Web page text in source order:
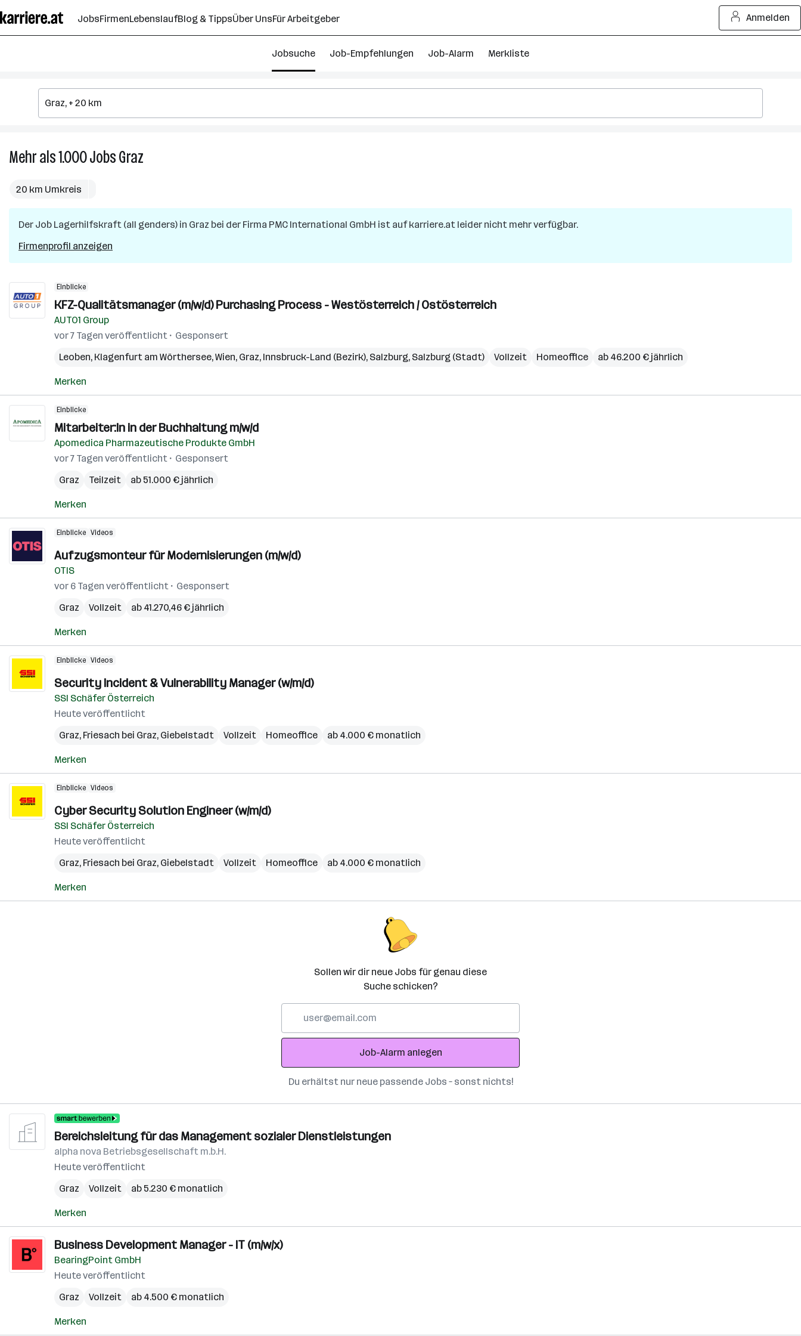
Seiteninhalt
springen
JobsFirmenLebenslaufBlog & TippsÜber UnsFür Arbeitgeber Anmelden
Jobsuche Job-Empfehlungen Job-Alarm Merkliste
Mehr als 1.000JobsGraz
in
Graz
20 km Umkreis
Der Job Lagerhilfskraft (all genders) in Graz bei der Firma PMC International GmbH ist auf karriere.at leider nicht mehr verfügbar.
Firmenprofil anzeigen
Einblicke
KFZ-Qualitätsmanager (m/w/d) Purchasing Process - Westösterreich / Ostösterreich
AUTO1 Group
vor 7 Tagen veröffentlicht
Gesponsert
Leoben, Klagenfurt am Wörthersee,Wien, Graz, Innsbruck-Land (Bezirk), Salzburg, Salzburg (Stadt) Vollzeit Homeoffice ab 46.200 € jährlich
Merken
Einblicke
Mitarbeiter:In in der Buchhaltung m/w/d
Apomedica Pharmazeutische Produkte GmbH
vor 7 Tagen veröffentlicht
Gesponsert
Graz
Teilzeit ab 51.000 € jährlich
Merken
Einblicke Videos
Aufzugsmonteur für Modernisierungen (m/w/d)
OTIS
vor 6 Tagen veröffentlicht
Gesponsert
Graz
Vollzeit ab 41.270,46 € jährlich
Merken
Einblicke Videos
Security Incident & Vulnerability Manager (w/m/d)
SSI Schäfer Österreich
Heute veröffentlicht
Graz, Friesach bei Graz, Giebelstadt Vollzeit Homeoffice ab 4.000 € monatlich
Merken
Einblicke Videos
Cyber Security Solution Engineer (w/m/d)
SSI Schäfer Österreich
Heute veröffentlicht
Graz, Friesach bei Graz, Giebelstadt Vollzeit Homeoffice ab 4.000 € monatlich
Merken
Sollen wir dir neue Jobs für genau diese
Suche schicken?
Adresse
Job-Alarm anlegen
Du erhältst nur neue passende Jobs – sonst nichts!
Bereichsleitung für das Management sozialer Dienstleistungen
alpha nova Betriebsgesellschaft m.b.H.
Heute veröffentlicht
Graz
Vollzeit ab 5.230 € monatlich
Merken
Business Development Manager - IT (m/w/x)
BearingPoint GmbH
Heute veröffentlicht
Graz
Vollzeit ab 4.500 € monatlich
Merken